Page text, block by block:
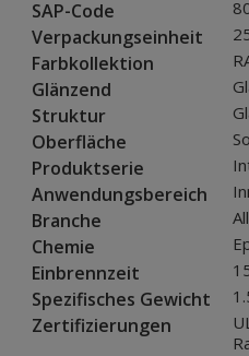
SAP-Code
Verpackungseinheit
Farbkollektion
Glänzend
Struktur
Oberfläche
Produktserie
Anwendungsbereich
Branche
Chemie
Einbrennzeit
Spezifisches Gewicht
Zertifizierungen